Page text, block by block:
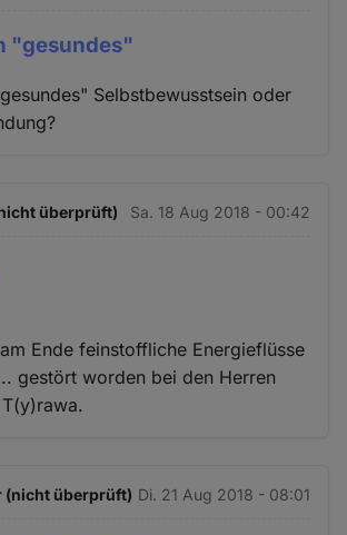
"gesundes"
Selbstbewusstsein oder
überprüft) Sa. 18 Aug 2018 - 00:42
Ende feinstoffliche Energieflüsse
gestört worden bei den Herren
(nicht überprüft) Di. 21 Aug 2018 - 08:01